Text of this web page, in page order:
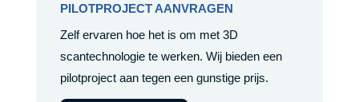
PILOTPROJECT AANVRAGEN
Zelf ervaren hoe het is om met 3D
scantechnologie te werken. Wij bieden een
pilotproject aan tegen een gunstige prijs.